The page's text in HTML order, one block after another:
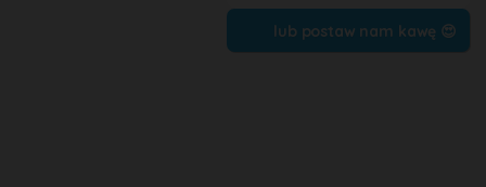
lub postaw nam kawę 😍